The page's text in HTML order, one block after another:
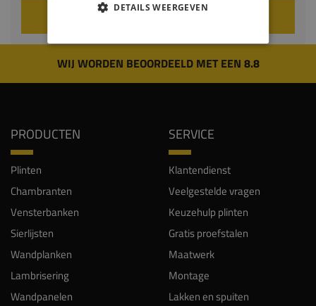
VOEG TOE AAN WINKELWAGEN
WIJ WORDEN BEOORDEELD MET EEN 8.8
PRODUCTEN
Plinten
Chambranten
Vensterbanken
Sierlijsten
Wandplanken
Lambrisering
Wandpanelen
SERVICE
Klantendienst
Veelgestelde vragen
Keuzehulp plinten
Gratis proefstalen
Maatwerk
Montage
Lakken en spuiten
DETAILS WEERGEVEN